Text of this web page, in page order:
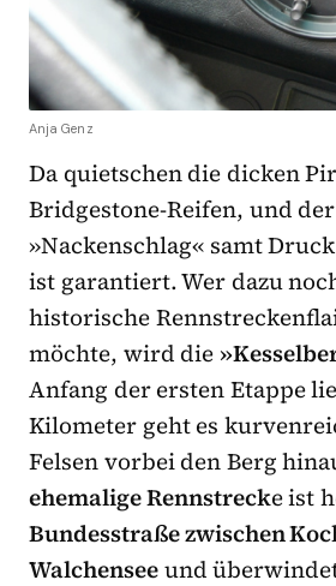
Anja Genz
Da quietschen die dicken
Bridgestone-Reifen, und
»Nackenschlag« samt
ist garantiert. Wer dazu
historische
möchte, wird die
Anfang der ersten Etappe
Kilometer geht es
Felsen vorbei den Berg
ehemalige Rennstrecke ist
Bundesstraße zwischen
Walchenseeund